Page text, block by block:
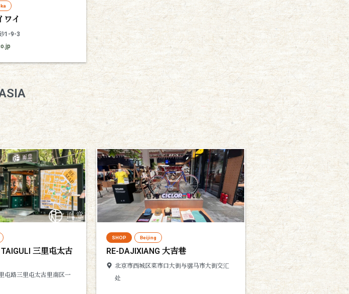
ワイ
1-9-3
三里屯太古
屯路三里屯太古里南区一
SHOP Beijing
RE-DAJIXIANG 大吉巷
北京市西城区菜市口大街与骡马市大街交汇
处